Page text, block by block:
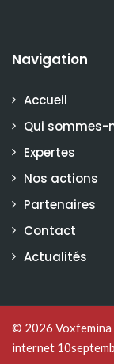
Navigation
Accueil
Qui sommes-
Expertes
Nos actions
Partenaires
Contact
Actualités
© 2026 Voxfemina
internet